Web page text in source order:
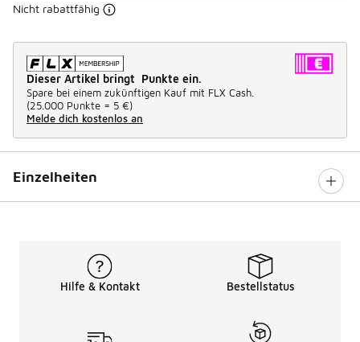
Nicht rabattfähig
Dieser Artikel bringt Punkte ein.
Spare bei einem zukünftigen Kauf mit FLX Cash.
(25.000 Punkte = 5 €)
Melde dich kostenlos an
Einzelheiten
Hilfe & Kontakt Bestellstatus